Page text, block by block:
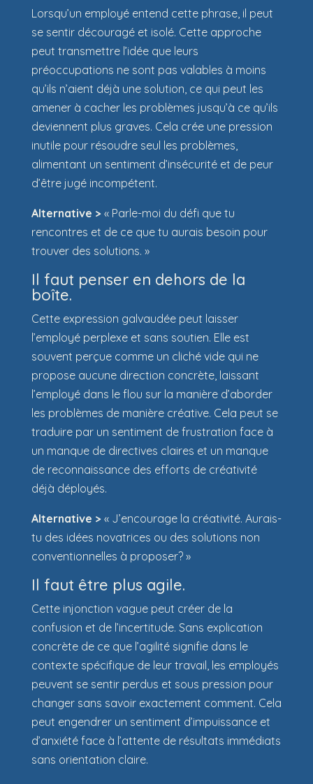
Lorsqu’un employé entend cette phrase, il peut
se sentir découragé et isolé. Cette approche
peut transmettre l’idée que leurs
préoccupations ne sont pas valables à moins
qu’ils n’aient déjà une solution, ce qui peut les
amener à cacher les problèmes jusqu’à ce qu’ils
deviennent plus graves. Cela crée une pression
inutile pour résoudre seul les problèmes,
alimentant un sentiment d’insécurité et de peur
d’être jugé incompétent.
Alternative >« Parle-moi du défi que tu
rencontres et de ce que tu aurais besoin pour
trouver des solutions. »
Il faut penser en dehors de la
boîte.
Cette expression galvaudée peut laisser
l’employé perplexe et sans soutien. Elle est
souvent perçue comme un cliché vide qui ne
propose aucune direction concrète, laissant
l’employé dans le flou sur la manière d’aborder
les problèmes de manière créative. Cela peut se
traduire par un sentiment de frustration face à
un manque de directives claires et un manque
de reconnaissance des efforts de créativité
déjà déployés.
Alternative >« J’encourage la créativité. Aurais-
tu des idées novatrices ou des solutions non
conventionnelles à proposer? »
Il faut être plus agile.
Cette injonction vague peut créer de la
confusion et de l’incertitude. Sans explication
concrète de ce que l’agilité signifie dans le
contexte spécifique de leur travail, les employés
peuvent se sentir perdus et sous pression pour
changer sans savoir exactement comment. Cela
peut engendrer un sentiment d’impuissance et
d’anxiété face à l’attente de résultats immédiats
sans orientation claire.